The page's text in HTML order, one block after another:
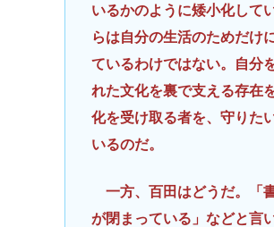
いるかのように矮小化して
らは自分の生活のためだけ
ているわけではない。自分
れた文化を裏で支える存在
化を受け取る者を、守りた
いるのだ。
一方、百田はどうだ。「
が閉まっている」などと言